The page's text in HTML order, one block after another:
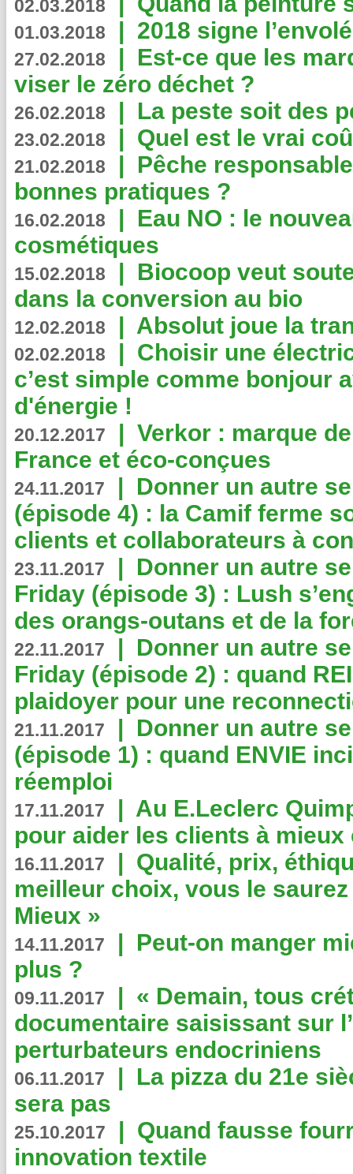
02.03.2018
01.03.2018 | 2018 signe
27.02.2018 | Est-ce que les
viser le zéro déchet ?
26.02.2018 | La peste soit des
23.02.2018 | Quel est le vrai
21.02.2018 | Pêche
bonnes pratiques ?
16.02.2018 | Eau NO : le
cosmétiques
15.02.2018 | Biocoop veut
dans la conversion au bio
12.02.2018 | Absolut joue la
02.02.2018 | Choisir une
c’est simple comme bonjour
d'énergie !
20.12.2017 | Verkor : marque
France et éco-conçues
24.11.2017 | Donner un autre
(épisode 4) : la Camif ferme
clients et collaborateurs à
23.11.2017 | Donner un autre
Friday (épisode 3) : Lush
des orangs-outans et de la
22.11.2017 | Donner un autre
Friday (épisode 2) : quand
plaidoyer pour une
21.11.2017 | Donner un autre
(épisode 1) : quand ENVIE
réemploi
17.11.2017 | Au E.Leclerc
pour aider les clients à
16.11.2017 | Qualité, prix,
meilleur choix, vous le
Mieux »
14.11.2017 | Peut-on manger
plus ?
09.11.2017 | « Demain, tous
documentaire saisissant sur
perturbateurs endocriniens
06.11.2017 | La pizza du 21e
sera pas
25.10.2017 | Quand fausse
innovation textile